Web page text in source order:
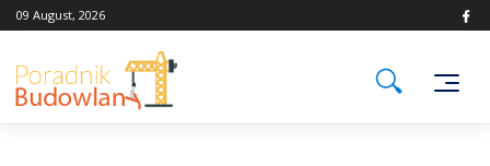
Skip
to
09 August, 2026